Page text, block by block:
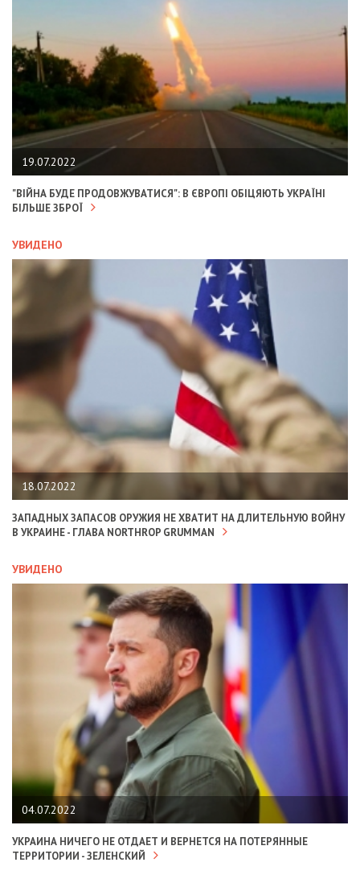
19.07.2022
"ВІЙНА БУДЕ ПРОДОВЖУВАТИСЯ": В ЄВРОПІ ОБІЦЯЮТЬ УКРАЇНІ
БІЛЬШЕ ЗБРОЇ
УВИДЕНО
18.07.2022
ЗАПАДНЫХ ЗАПАСОВ ОРУЖИЯ НЕ ХВАТИТ НА ДЛИТЕЛЬНУЮ ВОЙНУ
В УКРАИНЕ - ГЛАВА NORTHROP GRUMMAN
УВИДЕНО
04.07.2022
УКРАИНА НИЧЕГО НЕ ОТДАЕТ И ВЕРНЕТСЯ НА ПОТЕРЯННЫЕ
ТЕРРИТОРИИ - ЗЕЛЕНСКИЙ